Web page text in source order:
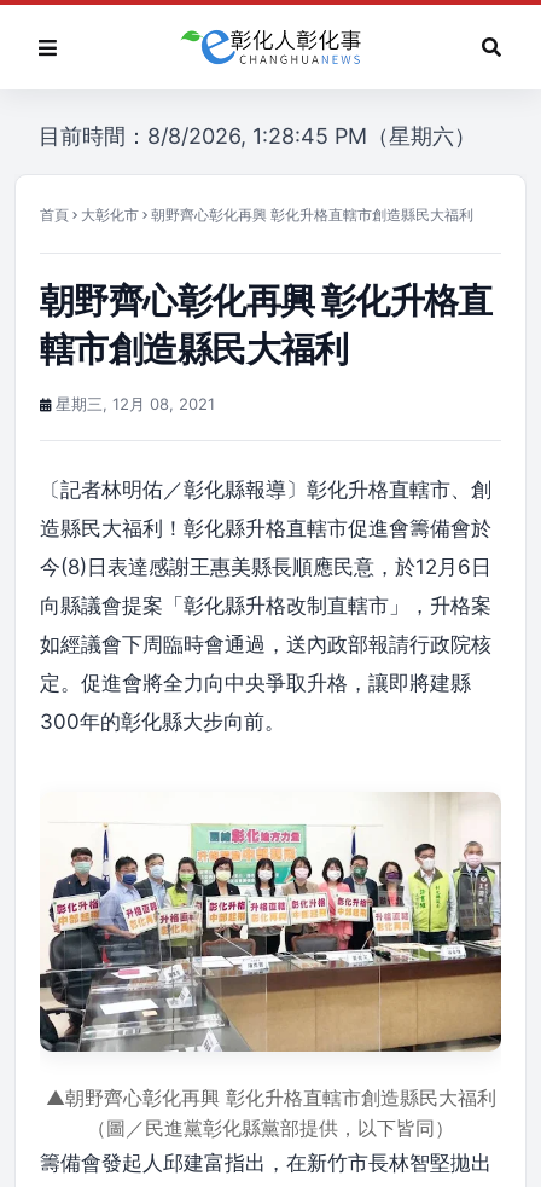
目前時間：8/8/2026, 1:28:45 PM（星期六）
首頁 大彰化市 朝野齊心彰化再興 彰化升格直轄市創造縣民大福利
朝野齊心彰化再興 彰化升格直
轄市創造縣民大福利
星期三, 12月 08, 2021
〔記者林明佑／彰化縣報導〕彰化升格直轄市、創
造縣民大福利！彰化縣升格直轄市促進會籌備會於
今(8)日表達感謝王惠美縣長順應民意，於12月6日
向縣議會提案「彰化縣升格改制直轄市」，升格案
如經議會下周臨時會通過，送內政部報請行政院核
定。促進會將全力向中央爭取升格，讓即將建縣
300年的彰化縣大步向前。
▲朝野齊心彰化再興 彰化升格直轄市創造縣民大福利
（圖／民進黨彰化縣黨部提供，以下皆同）
籌備會發起人邱建富指出，在新竹市長林智堅拋出